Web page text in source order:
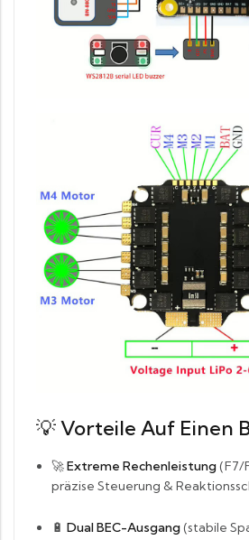
💡Vorteile Auf Einen
🚀Extreme Rechenleistung(F7/
präzise Steuerung &
🔋 Dual BEC-Ausgang(stabile